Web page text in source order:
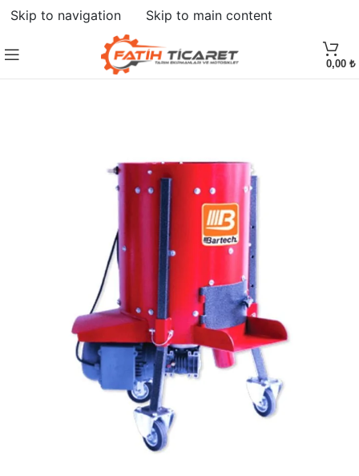
Skip to navigation Skip to main content
0,00 ₺